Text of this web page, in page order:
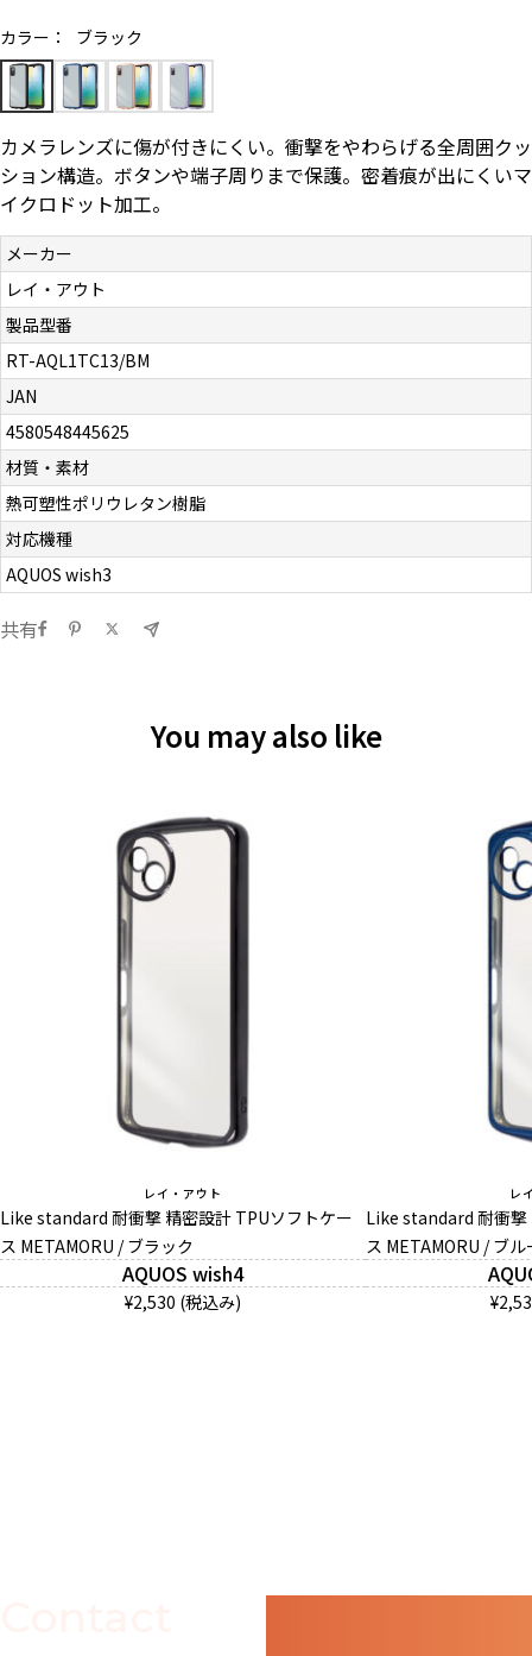
よくある質問
お問い合わせ（一般の皆様）
お問い合わせ（企業様）
プライバシーポリシー
カラー： ブラック
カメラレンズに傷が付きにくい。衝撃をやわらげる全周囲クッ
ション構造。ボタンや端子周りまで保護。密着痕が出にくいマ
イクロドット加工。
メーカー
レイ・アウト
製品型番
RT-AQL1TC13/BM
JAN
4580548445625
材質・素材
熱可塑性ポリウレタン樹脂
対応機種
AQUOS wish3
共有
You may also like
レイ・アウト
Like standard 耐衝撃 精密設計 TPUソフトケー
ス METAMORU / ブラック
AQUOS wish4
¥2,530 (税込み)
レ
Like standard 耐衝撃
ス METAMORU / ブル